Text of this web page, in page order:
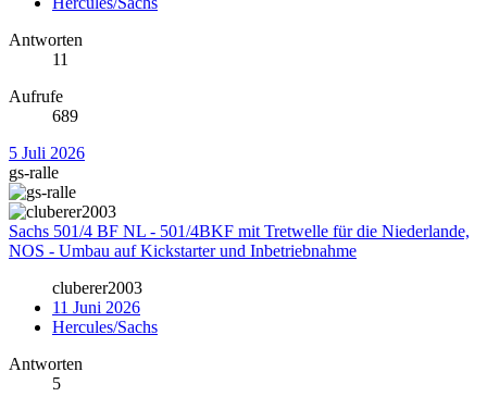
Antworten
11
Aufrufe
689
5 Juli 2026
gs-ralle
Sachs 501/4 BF NL - 501/4BKF mit Tretwelle für die Niederlande,
NOS - Umbau auf Kickstarter und Inbetriebnahme
cluberer2003
11 Juni 2026
Hercules/Sachs
Antworten
5